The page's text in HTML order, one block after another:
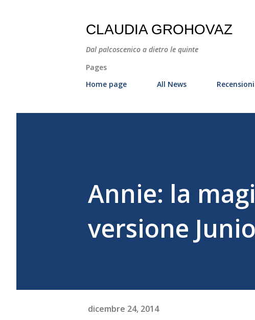
CLAUDIA GROHOVAZ
Dal palcoscenico a dietro le quinte
Pages
Home page
All News Recensioni
Annie: la
versione
dicembre 24, 2014